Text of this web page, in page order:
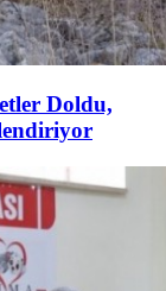
Doldu,